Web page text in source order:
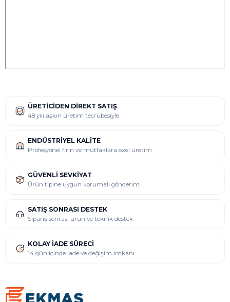
ÜRETICIDEN DIREKT SATIŞ
48 yılı aşkın üretim tecrübesiyle
ENDÜSTRIYEL KALITE
Profesyonel fırın ve mutfaklara özel üretim
GÜVENLI SEVKIYAT
Ürün tipine uygun korumalı gönderim
SATIŞ SONRASI DESTEK
Sipariş sonrası ürün ve teknik destek
KOLAY İADE SÜRECI
14 gün içinde iade ve değişim imkanı